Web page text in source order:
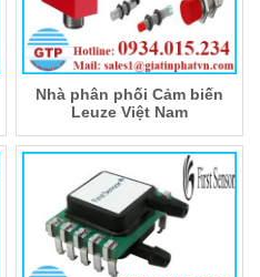
Nhà phân phối Cảm biến
Leuze Việt Nam